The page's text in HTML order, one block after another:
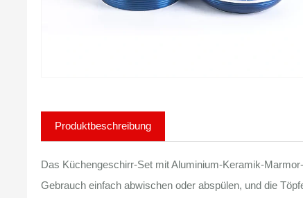
Produktbeschreibung
Das Küchengeschirr-Set mit Aluminium-Keramik-
Gebrauch einfach abwischen oder abspülen, und die